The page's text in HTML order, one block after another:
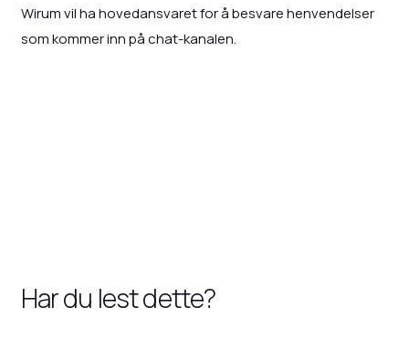
Wirum vil ha hovedansvaret for å besvare henvendelser
som kommer inn på chat-kanalen.
Har du lest dette?